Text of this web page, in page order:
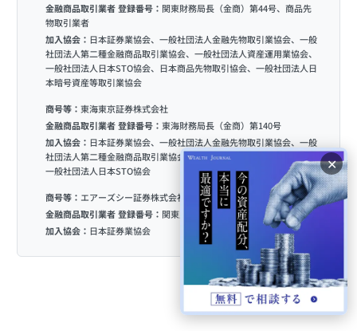
金融商品取引業者 登録番号： 関東財務局長（金商）第44号、商品先
物取引業者
加入協会： 日本証券業協会、一般社団法人金融先物取引業協会、一般
社団法人第二種金融商品取引業協会、一般社団法人資産運用業協会、
一般社団法人日本STO協会、日本商品先物取引協会、一般社団法人日
本暗号資産等取引業協会
商号等： 東海東京証券株式会社
金融商品取引業者 登録番号： 東海財務局長（金商）第140号
加入協会： 日本証券業協会、一般社団法人金融先物取引業協会、一般
社団法人第二種金融商品取引業協会、一般社団法人資産運用業協会、
一般社団法人日本STO協会
商号等： エアーズシー証券株式会社
金融商品取引業者 登録番号： 関東財務局長（金商）第33号
加入協会： 日本証券業協会
✕